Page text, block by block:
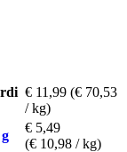
€ 11,99 (€ 70,53
/ kg)
€ 5,49
(€ 10,98 / kg)